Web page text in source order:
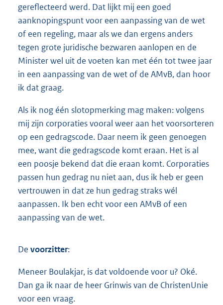
gereflecteerd werd. Dat lijkt mij een goed
aanknopingspunt voor een aanpassing van de wet
of een regeling, maar als we dan ergens anders
tegen grote juridische bezwaren aanlopen en de
Minister wel uit de voeten kan met één tot twee jaar
in een aanpassing van de wet of de AMvB, dan hoor
ik dat graag.
Als ik nog één slotopmerking mag maken: volgens
mij zijn corporaties vooral weer aan het voorsorteren
op een gedragscode. Daar neem ik geen genoegen
mee, want die gedragscode komt eraan. Het is al
een poosje bekend dat die eraan komt. Corporaties
passen hun gedrag nu niet aan, dus ik heb er geen
vertrouwen in dat ze hun gedrag straks wél
aanpassen. Ik ben echt voor een AMvB of een
aanpassing van de wet.
De voorzitter:
Meneer Boulakjar, is dat voldoende voor u? Oké.
Dan ga ik naar de heer Grinwis van de ChristenUnie
voor een vraag.